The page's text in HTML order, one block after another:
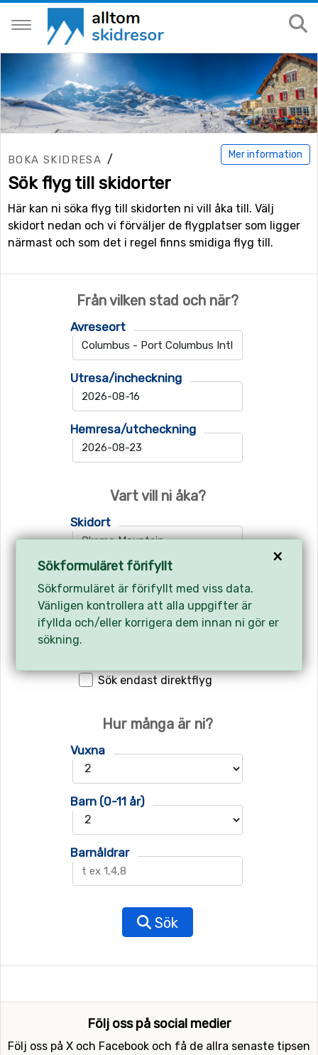
Mer information
BOKA SKIDRESA /
Sök flyg till skidorter
Här kan ni söka flyg till skidorten ni vill åka till. Välj
skidort nedan och vi förväljer de flygplatser som ligger
närmast och som det i regel finns smidiga flyg till.
Från vilken stad och när?
Avreseort
Utresa/incheckning
Hemresa/utcheckning
Vart vill ni åka?
Skidort
Flygplats 1
Flygplats 2
Sök endast direktflyg
Hur många är ni?
Vuxna
Barn (0-11 år)
Barnåldrar
Sök
Följ oss på social medier
Följ oss på X och Facebook och få de allra senaste tipsen
×
Sökformuläret förifyllt
Sökformuläret är förifyllt med viss data.
Vänligen kontrollera att alla uppgifter är
ifyllda och/eller korrigera dem innan ni gör er
sökning.